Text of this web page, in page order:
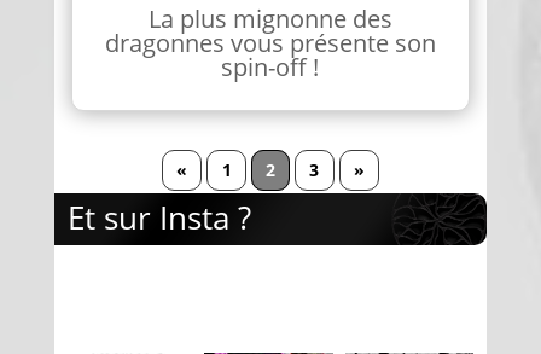
La plus mignonne des
dragonnes vous présente son
spin-off !
« 1 2 3 »
Et sur Insta ?